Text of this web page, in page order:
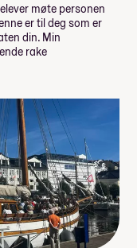
møte personen
er til deg som er
din. Min
rake